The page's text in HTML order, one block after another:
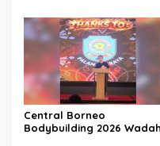
Central Borneo
Bodybuilding 2026 Wadah